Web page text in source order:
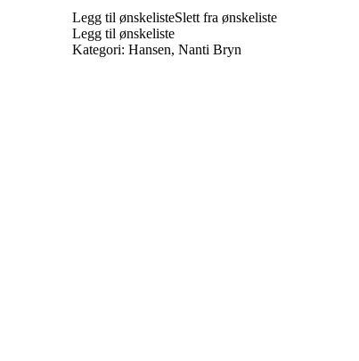
Legg til ønskelisteSlett fra ønskeliste
Legg til ønskeliste
Kategori: Hansen, Nanti Bryn